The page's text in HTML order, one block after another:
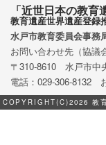
「近世日本の教
教育遺産世界遺産登録
水戸市教育委員会事
お問い合わせ先（協議
〒310-8610 水戸市中
電話：029-306-8132
COPYRIGHT(C)2026 教